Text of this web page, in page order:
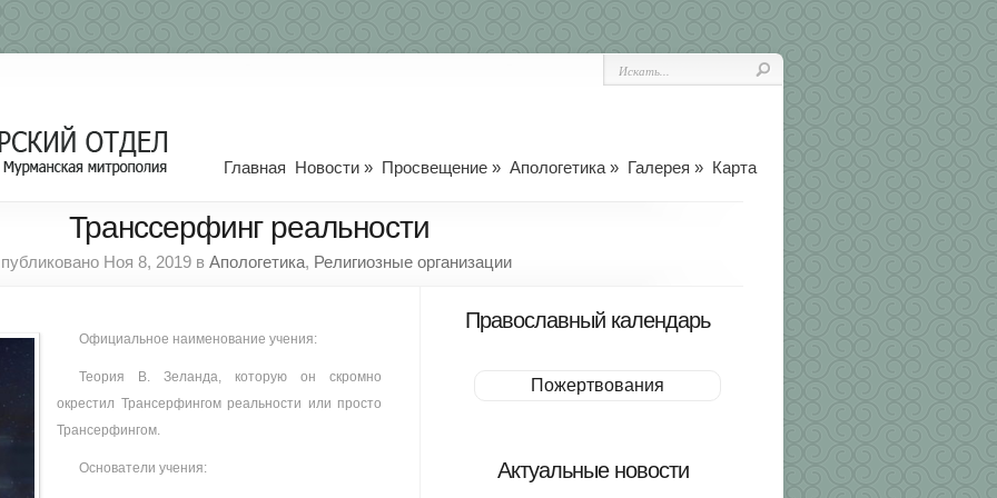
Главная Новости » Просвещение » Апологетика » Галерея » Карта
Транссерфинг реальности
Ноя 8, 2019 в Апологетика, Религиозные организации
Официальное наименование учения:
Теория В. Зеланда, которую он скромно
окрестил Трансерфингом реальности или просто
Трансерфингом.
Основатели учения:
Православный календарь
Пожертвования
Актуальные новости